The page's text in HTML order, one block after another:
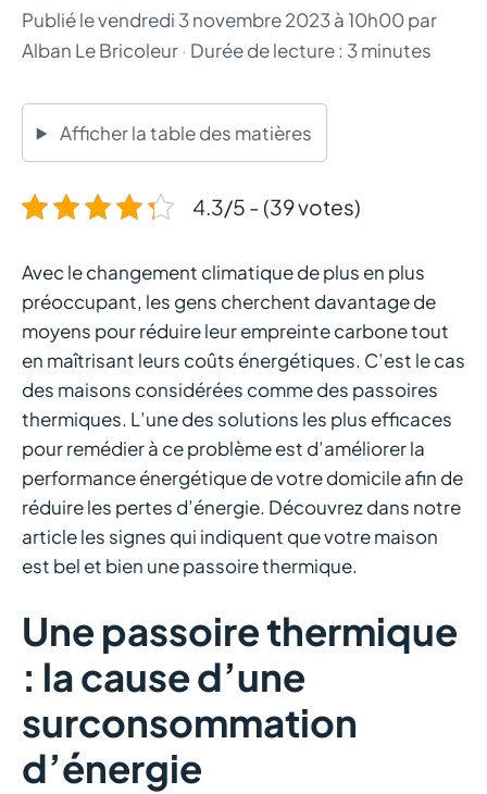
Publié levendredi 3 novembre 2023 à 10h00par
Alban Le Bricoleur · Durée de lecture : 3 minutes
Afficher la table des matières
4.3/5 - (39 votes)
Avec le changement climatique de plus en plus
préoccupant, les gens cherchent davantage de
moyens pour réduire leur empreinte carbone tout
en maîtrisant leurs coûts énergétiques. C’est le cas
des maisons considérées comme des passoires
thermiques. L’une des solutions les plus efficaces
pour remédier à ce problème est d’améliorer la
performance énergétique de votre domicile afin de
réduire les pertes d’énergie. Découvrez dans notre
article les signes qui indiquent que votre maison
est bel et bien une passoire thermique.
Une passoire thermique
: la cause d’une
surconsommation
d’énergie